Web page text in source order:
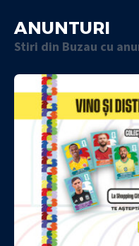
ANUNTURI
Stiri din Buzau cu